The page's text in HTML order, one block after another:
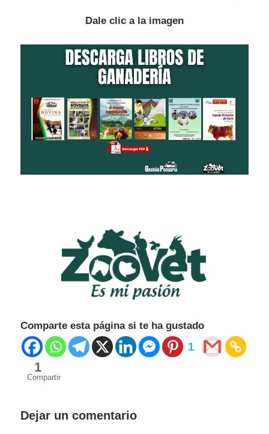
Dale clic a la imagen
Comparte esta página si te ha gustado
1
1
Compartir
bovina
Dejar un comentario